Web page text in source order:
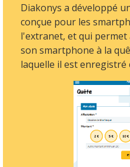
Diakonys a développé
conçue pour les
l'extranet, et qui permet
son smartphone à la
laquelle il est enregistré